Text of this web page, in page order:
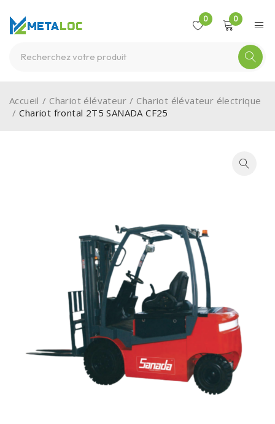
0 0
Accueil / Chariot élévateur / Chariot élévateur électrique
/ Chariot frontal 2T5 SANADA CF25